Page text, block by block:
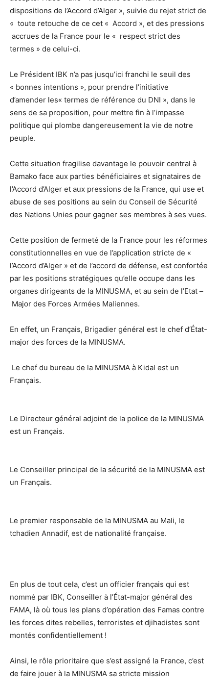
dispositions de l’Accord d’Alger », suivie du rejet strict de
« toute retouche de ce cet « Accord », et des pressions
accrues de la France pour le « respect strict des
termes » de celui-ci.
Le Président IBK n’a pas jusqu’ici franchi le seuil des
« bonnes intentions », pour prendre l’initiative
d’amender les« termes de référence du DNI », dans le
sens de sa proposition, pour mettre fin à l’impasse
politique qui plombe dangereusement la vie de notre
peuple.
Cette situation fragilise davantage le pouvoir central à
Bamako face aux parties bénéficiaires et signataires de
l’Accord d’Alger et aux pressions de la France, qui use et
abuse de ses positions au sein du Conseil de Sécurité
des Nations Unies pour gagner ses membres à ses vues.
Cette position de fermeté de la France pour les réformes
constitutionnelles en vue de l’application stricte de «
l’Accord d’Alger » et de l’accord de défense, est confortée
par les positions stratégiques qu’elle occupe dans les
organes dirigeants de la MINUSMA, et au sein de l’Etat –
Major des Forces Armées Maliennes.
En effet, un Français, Brigadier général est le chef d‘État-
major des forces de la MINUSMA.
Le chef du bureau de la MINUSMA à Kidal est un
Français.
Le Directeur général adjoint de la police de la MINUSMA
est un Français.
Le Conseiller principal de la sécurité de la MINUSMA est
un Français.
Le premier responsable de la MINUSMA au Mali, le
tchadien Annadif, est de nationalité française.
En plus de tout cela, c’est un officier français qui est
nommé par IBK, Conseiller à l’État-major général des
FAMA, là où tous les plans d’opération des Famas contre
les forces dites rebelles, terroristes et djihadistes sont
montés confidentiellement !
Ainsi, le rôle prioritaire que s’est assigné la France, c’est
de faire jouer à la MINUSMA sa stricte mission